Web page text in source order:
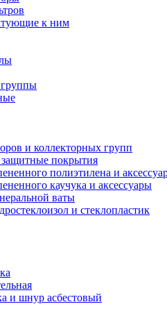
к ним
и коллекторных групп
защитные покрытия
полиэтилена и
каучука и аксессуары
ваты
и стеклопластик
и шнур асбестовый